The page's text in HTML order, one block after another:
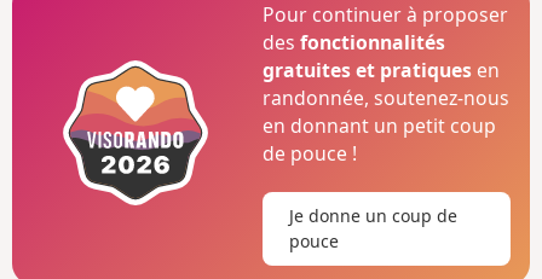
Pour continuer à proposer
desfonctionnalités
gratuites et pratiques en
randonnée, soutenez-nous
en donnant un petit coup
de pouce !
Je donne un coup de
pouce